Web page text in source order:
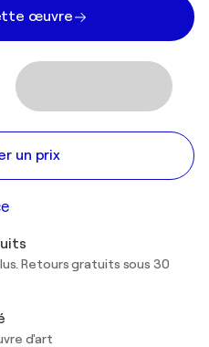
œuvre
un prix
Retours gratuits sous 30
d'art